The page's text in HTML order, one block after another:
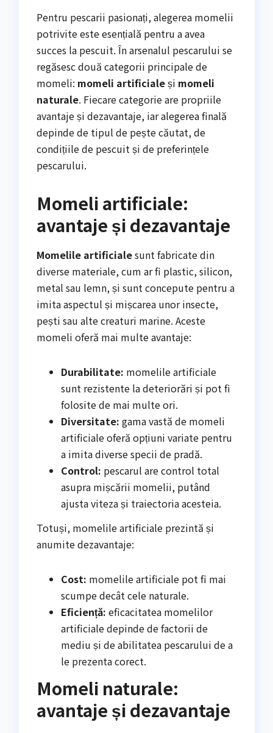
Pentru pescarii pasionați, alegerea momelii
potrivite este esențială pentru a avea
succes la pescuit. În arsenalul pescarului se
regăsesc două categorii principale de
momeli: momeli artificialeși momeli
naturale. Fiecare categorie are propriile
avantaje și dezavantaje, iar alegerea finală
depinde de tipul de pește căutat, de
condițiile de pescuit și de preferințele
pescarului.
Momeli artificiale:
avantaje și dezavantaje
Momelile artificialesunt fabricate din
diverse materiale, cum ar fi plastic, silicon,
metal sau lemn, și sunt concepute pentru a
imita aspectul și mișcarea unor insecte,
pești sau alte creaturi marine. Aceste
momeli oferă mai multe avantaje:
Durabilitate: momelile artificiale
sunt rezistente la deteriorări și pot fi
folosite de mai multe ori.
Diversitate: gama vastă de momeli
artificiale oferă opțiuni variate pentru
a imita diverse specii de pradă.
Control: pescarul are control total
asupra mișcării momelii, putând
ajusta viteza și traiectoria acesteia.
Totuși, momelile artificiale prezintă și
anumite dezavantaje:
Cost: momelile artificiale pot fi mai
scumpe decât cele naturale.
Eficiență: eficacitatea momelilor
artificiale depinde de factorii de
mediu și de abilitatea pescarului de a
le prezenta corect.
Momeli naturale:
avantaje și dezavantaje